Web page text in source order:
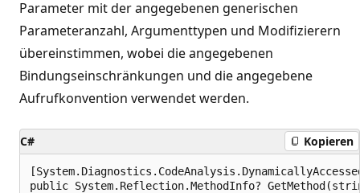
Parameter mit der angegebenen generischen
Parameteranzahl, Argumenttypen und Modifizierern
übereinstimmen, wobei die angegebenen
Bindungseinschränkungen und die angegebene
Aufrufkonvention verwendet werden.
C# Kopieren
public System.Reflection.MethodInfo?